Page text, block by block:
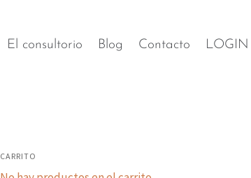
El consultorio Blog Contacto LOGIN
CARRITO